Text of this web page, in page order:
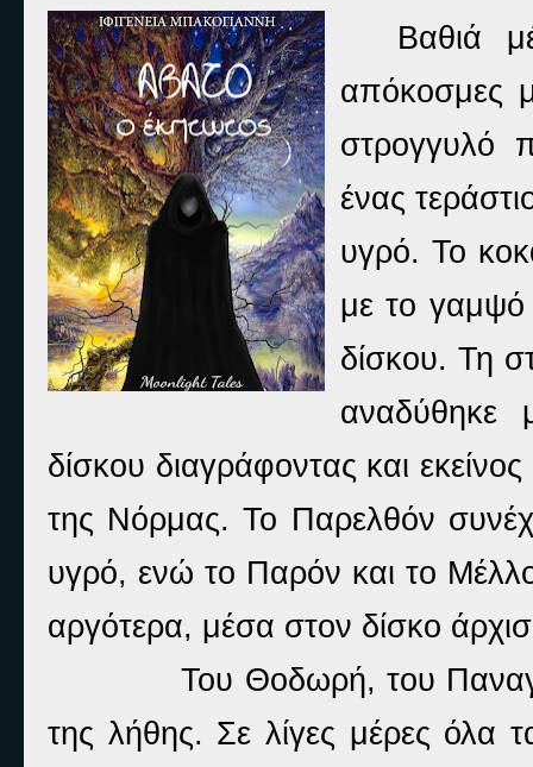
Βαθιά
απόκοσμες
στρογγυλό
ένας
υγρό. Το
με το γαμψό
δίσκου. Τη
αναδύθηκε
δίσκου διαγράφοντας και
της Νόρμας. Το Παρελθόν
υγρό, ενώ το Παρόν και το
αργότερα, μέσα στον δίσκο
Του Θοδωρή, του
της λήθης. Σε λίγες μέρες